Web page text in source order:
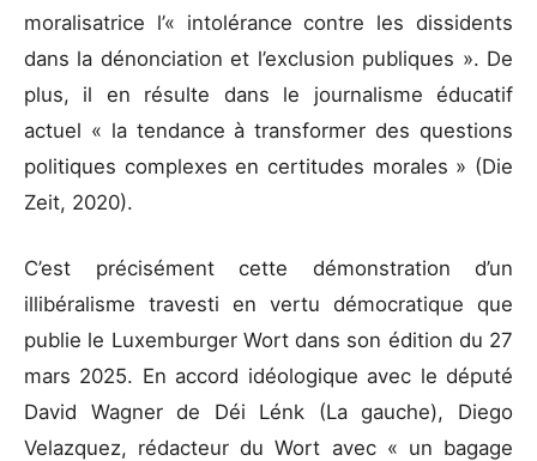
moralisatrice l’« intolérance contre les dissidents
dans la dénonciation et l’exclusion publiques ». De
plus, il en résulte dans le journalisme éducatif
actuel « la tendance à transformer des questions
politiques complexes en certitudes morales » (Die
Zeit, 2020).
C’est précisément cette démonstration d’un
illibéralisme travesti en vertu démocratique que
publie le Luxemburger Wort dans son édition du 27
mars 2025. En accord idéologique avec le député
David Wagner de Déi Lénk (La gauche), Diego
Velazquez, rédacteur du Wort avec « un bagage